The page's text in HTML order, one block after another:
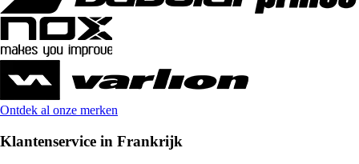
Ontdek al onze merken
Klantenservice in Frankrijk